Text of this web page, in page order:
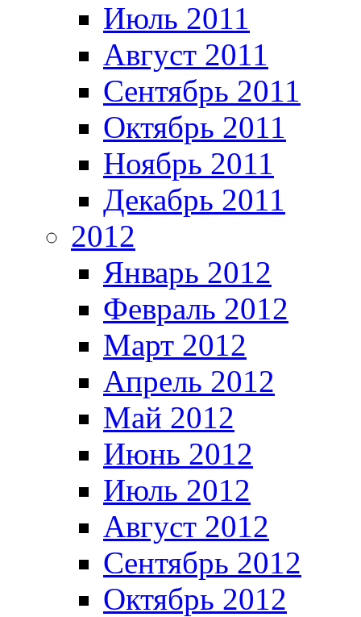
Июль 2011
Август 2011
Сентябрь 2011
Октябрь 2011
Ноябрь 2011
Декабрь 2011
2012
Январь 2012
Февраль 2012
Март 2012
Апрель 2012
Май 2012
Июнь 2012
Июль 2012
Август 2012
Сентябрь 2012
Октябрь 2012